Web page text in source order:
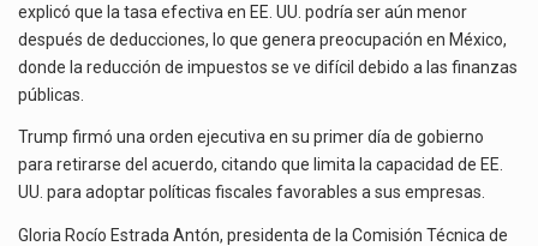
explicó que la tasa efectiva en EE. UU. podría ser aún menor
después de deducciones, lo que genera preocupación en México,
donde la reducción de impuestos se ve difícil debido a las finanzas
públicas.
Trump firmó una orden ejecutiva en su primer día de gobierno
para retirarse del acuerdo, citando que limita la capacidad de EE.
UU. para adoptar políticas fiscales favorables a sus empresas.
Gloria Rocío Estrada Antón, presidenta de la Comisión Técnica de